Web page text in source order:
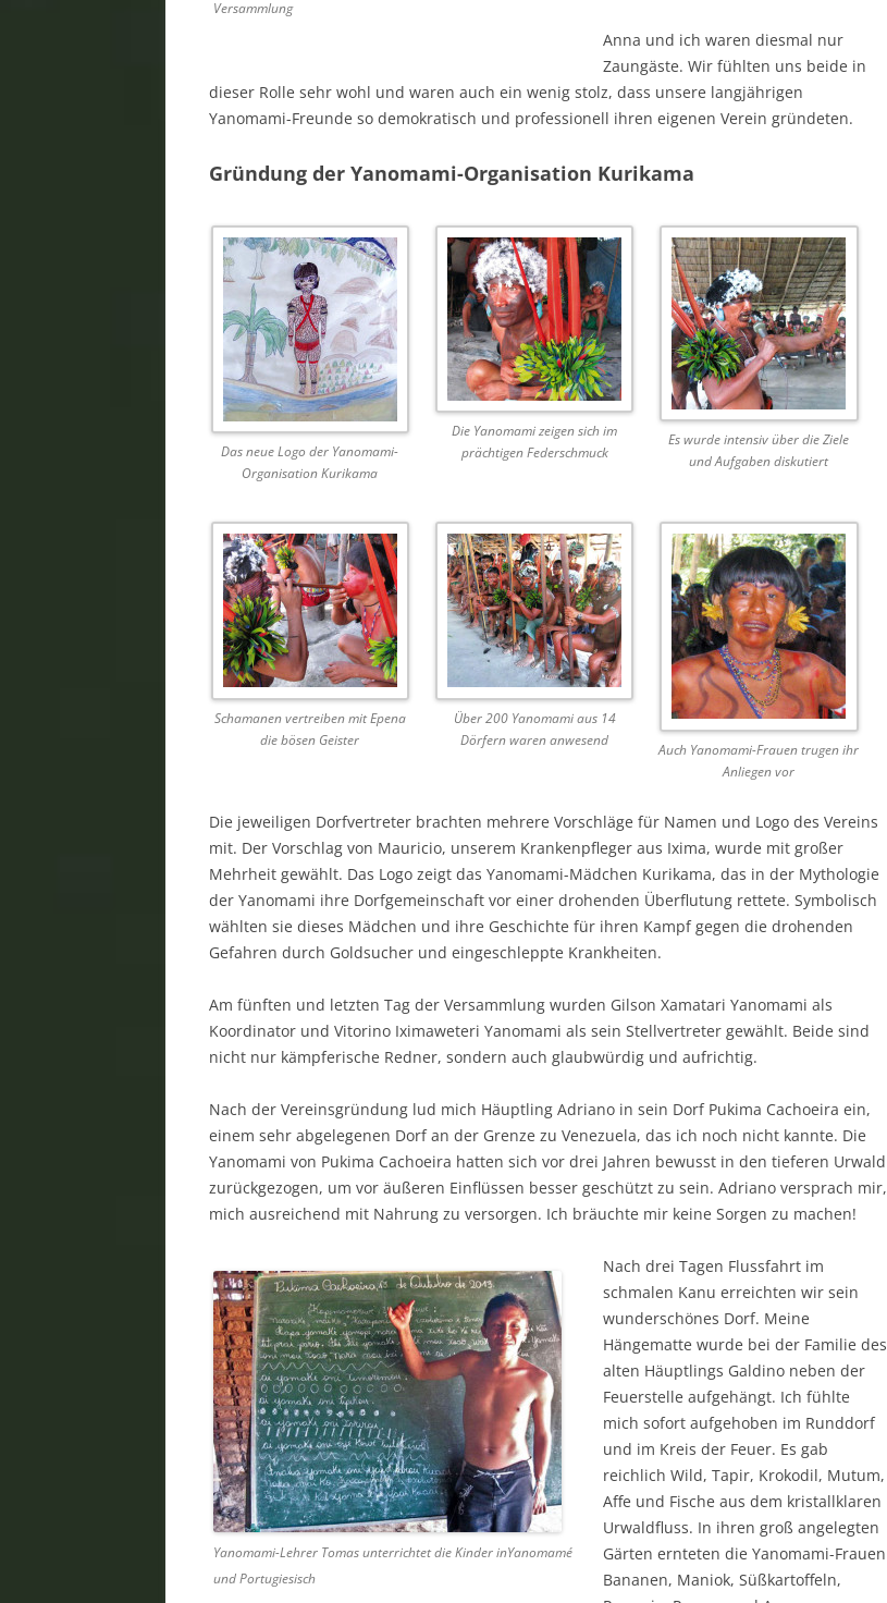
Versammlung
Anna und ich waren diesmal nur
Zaungäste. Wir fühlten uns beide in
dieser Rolle sehr wohl und waren auch ein wenig stolz, dass unsere langjährigen
Yanomami-Freunde so demokratisch und professionell ihren eigenen Verein gründeten.
Gründung der Yanomami-Organisation Kurikama
Das neue Logo der Yanomami-
Organisation Kurikama
Die Yanomami zeigen sich im
prächtigen Federschmuck
Es wurde intensiv über die Ziele
und Aufgaben diskutiert
Schamanen vertreiben mit Epena
die bösen Geister
Über 200 Yanomami aus 14
Dörfern waren anwesend
Auch Yanomami-Frauen trugen ihr
Anliegen vor
Die jeweiligen Dorfvertreter brachten mehrere Vorschläge für Namen und Logo des Vereins
mit. Der Vorschlag von Mauricio, unserem Krankenpfleger aus Ixima, wurde mit großer
Mehrheit gewählt. Das Logo zeigt das Yanomami-Mädchen Kurikama, das in der Mythologie
der Yanomami ihre Dorfgemeinschaft vor einer drohenden Überflutung rettete. Symbolisch
wählten sie dieses Mädchen und ihre Geschichte für ihren Kampf gegen die drohenden
Gefahren durch Goldsucher und eingeschleppte Krankheiten.
Am fünften und letzten Tag der Versammlung wurden Gilson Xamatari Yanomami als
Koordinator und Vitorino Iximaweteri Yanomami als sein Stellvertreter gewählt. Beide sind
nicht nur kämpferische Redner, sondern auch glaubwürdig und aufrichtig.
Nach der Vereinsgründung lud mich Häuptling Adriano in sein Dorf Pukima Cachoeira ein,
einem sehr abgelegenen Dorf an der Grenze zu Venezuela, das ich noch nicht kannte. Die
Yanomami von Pukima Cachoeira hatten sich vor drei Jahren bewusst in den tieferen Urwald
zurückgezogen, um vor äußeren Einflüssen besser geschützt zu sein. Adriano versprach mir,
mich ausreichend mit Nahrung zu versorgen. Ich bräuchte mir keine Sorgen zu machen!
Yanomami-Lehrer Tomas unterrichtet die Kinder inYanomamé
und Portugiesisch
Nach drei Tagen Flussfahrt im
schmalen Kanu erreichten wir sein
wunderschönes Dorf. Meine
Hängematte wurde bei der Familie des
alten Häuptlings Galdino neben der
Feuerstelle aufgehängt. Ich fühlte
mich sofort aufgehoben im Runddorf
und im Kreis der Feuer. Es gab
reichlich Wild, Tapir, Krokodil, Mutum,
Affe und Fische aus dem kristallklaren
Urwaldfluss. In ihren groß angelegten
Gärten ernteten die Yanomami-Frauen
Bananen, Maniok, Süßkartoffeln,